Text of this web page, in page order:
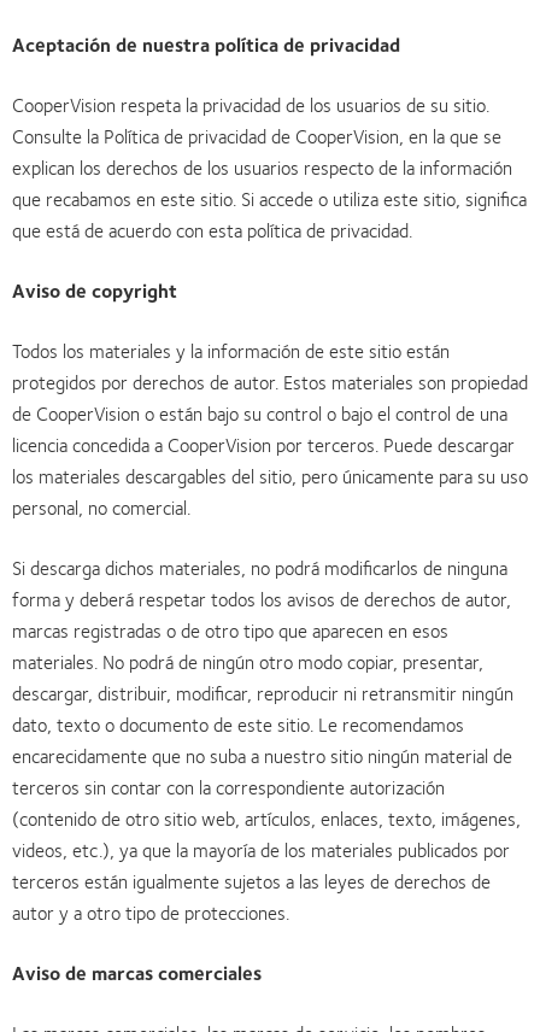
Aceptación de nuestra política de privacidad
CooperVision respeta la privacidad de los usuarios de su sitio.
Consulte la Política de privacidad de CooperVision, en la que se
explican los derechos de los usuarios respecto de la información
que recabamos en este sitio. Si accede o utiliza este sitio, significa
que está de acuerdo con esta política de privacidad.
Aviso de copyright
Todos los materiales y la información de este sitio están
protegidos por derechos de autor. Estos materiales son propiedad
de CooperVision o están bajo su control o bajo el control de una
licencia concedida a CooperVision por terceros. Puede descargar
los materiales descargables del sitio, pero únicamente para su uso
personal, no comercial.
Si descarga dichos materiales, no podrá modificarlos de ninguna
forma y deberá respetar todos los avisos de derechos de autor,
marcas registradas o de otro tipo que aparecen en esos
materiales. No podrá de ningún otro modo copiar, presentar,
descargar, distribuir, modificar, reproducir ni retransmitir ningún
dato, texto o documento de este sitio. Le recomendamos
encarecidamente que no suba a nuestro sitio ningún material de
terceros sin contar con la correspondiente autorización
(contenido de otro sitio web, artículos, enlaces, texto, imágenes,
videos, etc.), ya que la mayoría de los materiales publicados por
terceros están igualmente sujetos a las leyes de derechos de
autor y a otro tipo de protecciones.
Aviso de marcas comerciales